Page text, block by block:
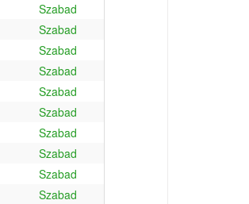
Szabad
Szabad
Szabad
Szabad
Szabad
Szabad
Szabad
Szabad
Szabad
Szabad